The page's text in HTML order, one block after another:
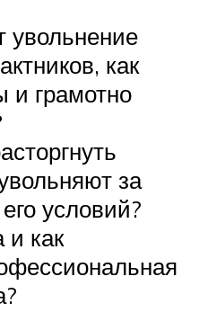
увольнение
как
и грамотно
за
условий?
и как